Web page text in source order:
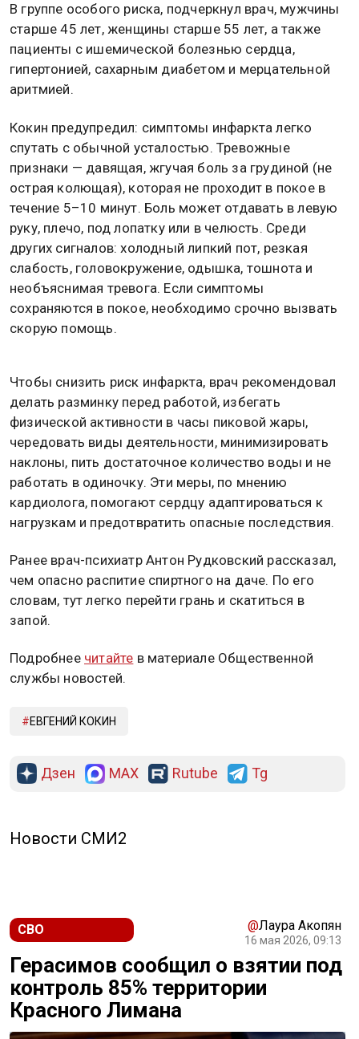
В группе особого риска, подчеркнул врач, мужчины
старше 45 лет, женщины старше 55 лет, а также
пациенты с ишемической болезнью сердца,
гипертонией, сахарным диабетом и мерцательной
аритмией.
Кокин предупредил: симптомы инфаркта легко
спутать с обычной усталостью. Тревожные
признаки — давящая, жгучая боль за грудиной (не
острая колющая), которая не проходит в покое в
течение 5–10 минут. Боль может отдавать в левую
руку, плечо, под лопатку или в челюсть. Среди
других сигналов: холодный липкий пот, резкая
слабость, головокружение, одышка, тошнота и
необъяснимая тревога. Если симптомы
сохраняются в покое, необходимо срочно вызвать
скорую помощь.
Чтобы снизить риск инфаркта, врач рекомендовал
делать разминку перед работой, избегать
физической активности в часы пиковой жары,
чередовать виды деятельности, минимизировать
наклоны, пить достаточное количество воды и не
работать в одиночку. Эти меры, по мнению
кардиолога, помогают сердцу адаптироваться к
нагрузкам и предотвратить опасные последствия.
Ранее врач-психиатр Антон Рудковский рассказал,
чем опасно распитие спиртного на даче. По его
словам, тут легко перейти грань и скатиться в
запой.
Подробнее читайте в материале Общественной
службы новостей.
ЕВГЕНИЙ КОКИН
Дзен MAX Rutube Tg
Новости СМИ2
СВО @Лаура Акопян
16 мая 2026, 09:13
Герасимов сообщил о взятии под
контроль 85% территории
Красного Лимана